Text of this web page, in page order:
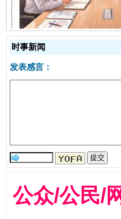
时事新闻
发表感言：
公众/公民/